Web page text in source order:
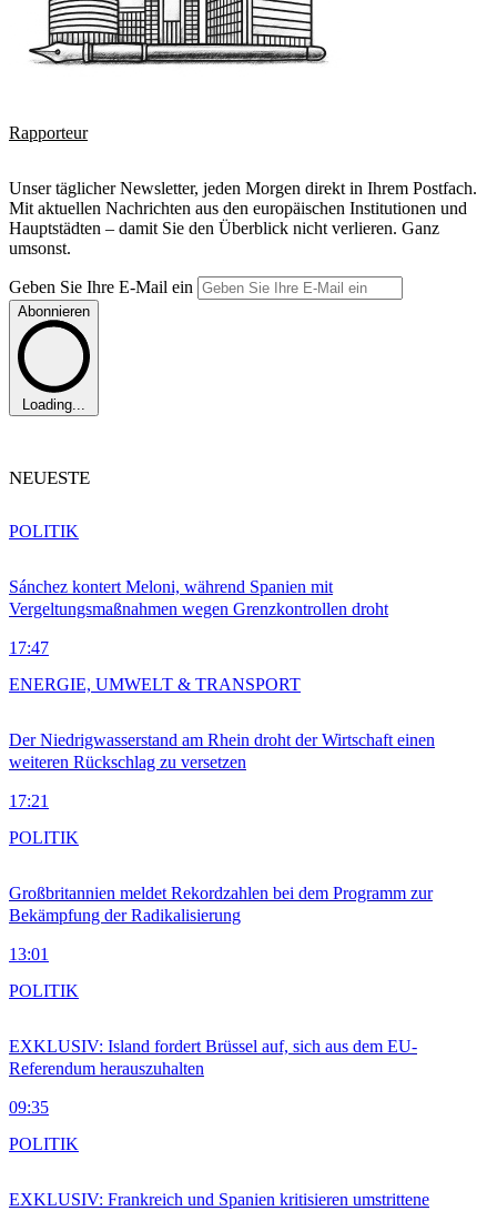
Rapporteur
Unser täglicher Newsletter, jeden Morgen direkt in Ihrem Postfach.
Mit aktuellen Nachrichten aus den europäischen Institutionen und
Hauptstädten – damit Sie den Überblick nicht verlieren. Ganz
umsonst.
Geben Sie Ihre E-Mail ein
Abonnieren
Loading...
NEUESTE
Sánchez kontert Meloni, während Spanien mit
Vergeltungsmaßnahmen wegen Grenzkontrollen droht
17:47
POLITIK
Der Niedrigwasserstand am Rhein droht der Wirtschaft einen
weiteren Rückschlag zu versetzen
17:21
ENERGIE, UMWELT & TRANSPORT
Großbritannien meldet Rekordzahlen bei dem Programm zur
Bekämpfung der Radikalisierung
13:01
POLITIK
EXKLUSIV: Island fordert Brüssel auf, sich aus dem EU-
Referendum herauszuhalten
09:35
POLITIK
EXKLUSIV: Frankreich und Spanien kritisieren umstrittene
POLITIK